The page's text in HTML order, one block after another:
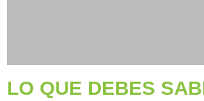
LO QUE DEBES